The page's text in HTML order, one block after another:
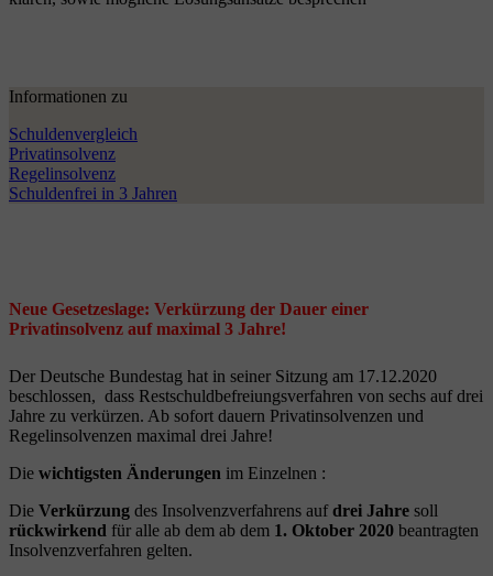
Informationen zu
Schuldenvergleich
Privatinsolvenz
Regelinsolvenz
Schuldenfrei in 3 Jahren
Neue Gesetzeslage: Verkürzung der Dauer einer
Privatinsolvenz auf maximal 3 Jahre!
Der Deutsche Bundestag hat in seiner Sitzung am 17.12.2020
beschlossen, dass Restschuldbefreiungsverfahren von sechs auf drei
Jahre zu verkürzen. Ab sofort dauern Privatinsolvenzen und
Regelinsolvenzen maximal drei Jahre!
Die wichtigsten Änderungen im Einzelnen :
Die Verkürzung des Insolvenzverfahrens aufdrei Jahre soll
rückwirkend für alle ab dem ab dem 1. Oktober 2020 beantragten
Insolvenzverfahren gelten.